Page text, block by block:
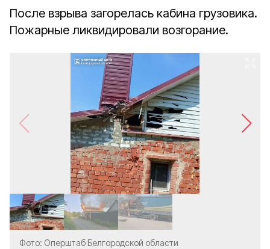
После взрыва загорелась кабина грузовика.
Пожарные ликвидировали возгорание.
Фото: Оперштаб Белгородской области